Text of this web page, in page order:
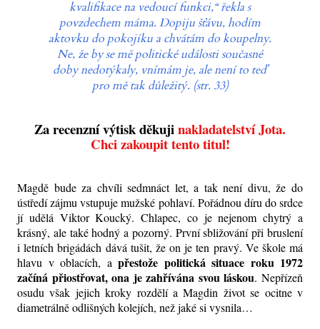
kvalifikace na vedoucí funkci,“ řekla s
povzdechem máma. Dopiju šťávu, hodím
aktovku do pokojíku a chvátám do koupelny.
Ne, že by se mě politické události současné
doby nedotýkaly, vnímám je, ale není to teď
pro mě tak důležitý. (str. 33)
Za recenzní výtisk děkujinakladatelství Jota.
Chci zakoupit tento titul!
Magdě bude za chvíli sedmnáct let, a tak není divu, že do
ústředí zájmu vstupuje mužské pohlaví. Pořádnou díru do srdce
jí udělá Viktor Koucký. Chlapec, co je nejenom chytrý a
krásný, ale také hodný a pozorný. První sbližování při bruslení
i letních brigádách dává tušit, že on je ten pravý. Ve škole má
hlavu v oblacích, a přestože politická situace roku 1972
začíná přiostřovat, ona je zahřívána svou láskou. Nepřízeň
osudu však jejich kroky rozdělí a Magdin život se ocitne v
diametrálně odlišných kolejích, než jaké si vysnila…